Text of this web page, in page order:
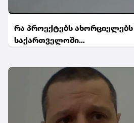
რა პროექტებს ახორციელებს
საქართველოში…